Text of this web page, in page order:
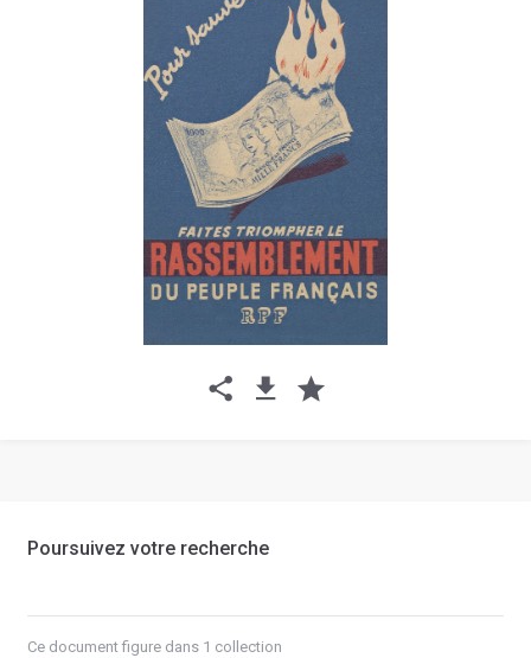
Poursuivez votre recherche
Ce document figure dans 1 collection